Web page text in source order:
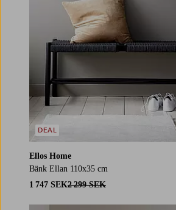
Ellos Home
Bänk Ellan 110x35 cm
1 747 SEK2 299 SEK
DEAL